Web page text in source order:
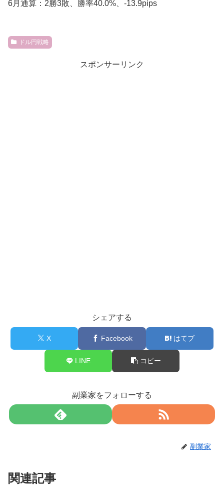
6月通算：2勝3敗、勝率40.0%、-13.9pips
ドル円戦略
スポンサーリンク
シェアする
X Facebook はてブ
LINE コピー
副業家をフォローする
副業家
関連記事